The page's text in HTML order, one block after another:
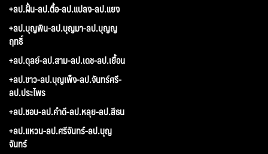
+ลป.ฝั้น-ลป.ตื้อ-ลป.แปลง-ลป.แยง
+ลป.บุญพิน-ลป.บุญมา-ลป.บุญญ
ฤทธิ์
+ลป.ดุลย์-ลป.สาม-ลป.เดช-ลป.เยื้อน
+ลป.ขาว-ลป.บุญเพ็ง-ลป.จันทร์ศรี-
ลป.ประไพร
+ลป.ชอบ-ลป.คำดี-ลป.หลุย-ลป.สีธน
+ลป.แหวน-ลป.ศรีจันทร์-ลป.บุญ
จันทร์